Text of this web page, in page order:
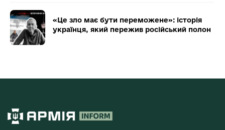
«Це зло має бути переможене»: історія
українця, який пережив російський полон